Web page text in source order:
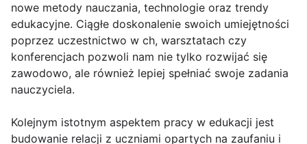
nowe metody nauczania, technologie oraz trendy
edukacyjne. Ciągłe doskonalenie swoich umiejętności
poprzez uczestnictwo w ch, warsztatach czy
konferencjach pozwoli nam nie tylko rozwijać się
zawodowo, ale również lepiej spełniać swoje zadania
nauczyciela.
Kolejnym istotnym aspektem pracy w edukacji jest
budowanie relacji z uczniami opartych na zaufaniu i